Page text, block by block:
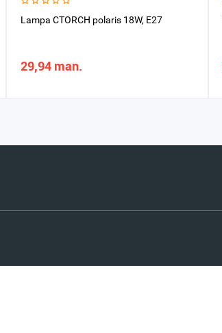
Lampa CTORCH polaris 18W, E27
29,94 man.